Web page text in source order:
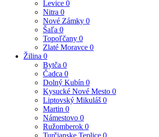
Levice 0
Nitra 0
Nové Zámky 0
Šaľa 0
Topoľčany 0
Zlaté Moravce 0
Žilina 0
Bytča 0
Čadca 0
Dolný Kubín 0
Kysucké Nové Mesto 0
Liptovský Mikuláš 0
Martin 0
Námestovo 0
Ružomberok 0
Turčianske Teplice 0